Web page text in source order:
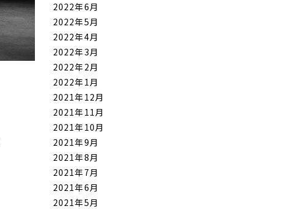
2022年6月
2022年5月
2022年4月
2022年3月
2022年2月
2022年1月
2021年12月
2021年11月
2021年10月
2021年9月
2021年8月
2021年7月
2021年6月
2021年5月